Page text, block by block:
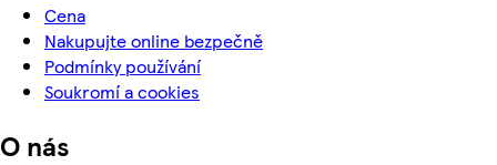
Cena
Nakupujte online bezpečně
Podmínky používání
Soukromí a cookies
O nás